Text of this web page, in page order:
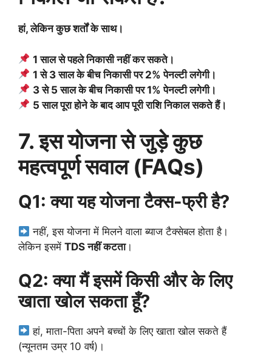
हां, लेकिन कुछ शर्तों के साथ।
1 साल से पहले निकासी नहीं कर सकते।
1 से 3 साल के बीच निकासी पर 2% पेनल्टी लगेगी।
3 से 5 साल के बीच निकासी पर 1% पेनल्टी लगेगी।
5 साल पूरा होने के बाद आप पूरी राशि निकाल सकते हैं।
7. इस योजना से जुड़े कुछ
महत्वपूर्ण सवाल (FAQs)
Q1: क्या यह योजना टैक्स-फ्री है?
नहीं, इस योजना में मिलने वाला ब्याज टैक्सेबल होता है।
लेकिन इसमें TDS नहीं कटता।
Q2: क्या मैं इसमें किसी और के लिए
खाता खोल सकता हूँ?
हां, माता-पिता अपने बच्चों के लिए खाता खोल सकते हैं
(न्यूनतम उम्र 10 वर्ष)।